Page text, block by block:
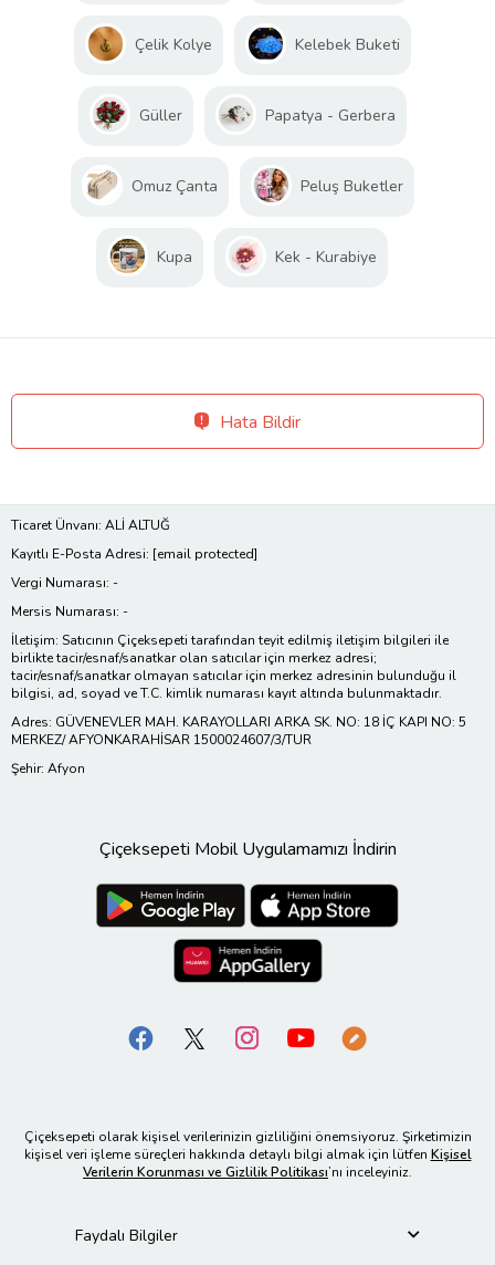
Çelik Kolye Kelebek Buketi
Güller Papatya - Gerbera
Omuz Çanta Peluş Buketler
Kupa Kek - Kurabiye
Hata Bildir
Ticaret Ünvanı: ALİ ALTUĞ
Kayıtlı E-Posta Adresi: [email protected]
Vergi Numarası: -
Mersis Numarası: -
İletişim: Satıcının Çiçeksepeti tarafından teyit edilmiş iletişim bilgileri ile
birlikte tacir/esnaf/sanatkar olan satıcılar için merkez adresi;
tacir/esnaf/sanatkar olmayan satıcılar için merkez adresinin bulunduğu il
bilgisi, ad, soyad ve T.C. kimlik numarası kayıt altında bulunmaktadır.
Adres: GÜVENEVLER MAH. KARAYOLLARI ARKA SK. NO: 18 İÇ KAPI NO: 5
MERKEZ/ AFYONKARAHİSAR 1500024607/3/TUR
Şehir: Afyon
Çiçeksepeti Mobil Uygulamamızı İndirin
Çiçeksepeti olarak kişisel verilerinizin gizliliğini önemsiyoruz. Şirketimizin
kişisel veri işleme süreçleri hakkında detaylı bilgi almak için lütfen Kişisel
Verilerin Korunması ve Gizlilik Politikası’nı inceleyiniz.
Faydalı Bilgiler